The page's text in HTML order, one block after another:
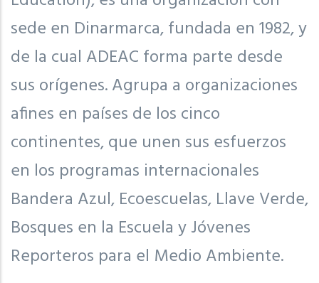
sede en Dinarmarca, fundada en 1982, y
de la cual ADEAC forma parte desde
sus orígenes. Agrupa a organizaciones
afines en países de los cinco
continentes, que unen sus esfuerzos
en los programas internacionales
Bandera Azul, Ecoescuelas, Llave Verde,
Bosques en la Escuela y Jóvenes
Reporteros para el Medio Ambiente.